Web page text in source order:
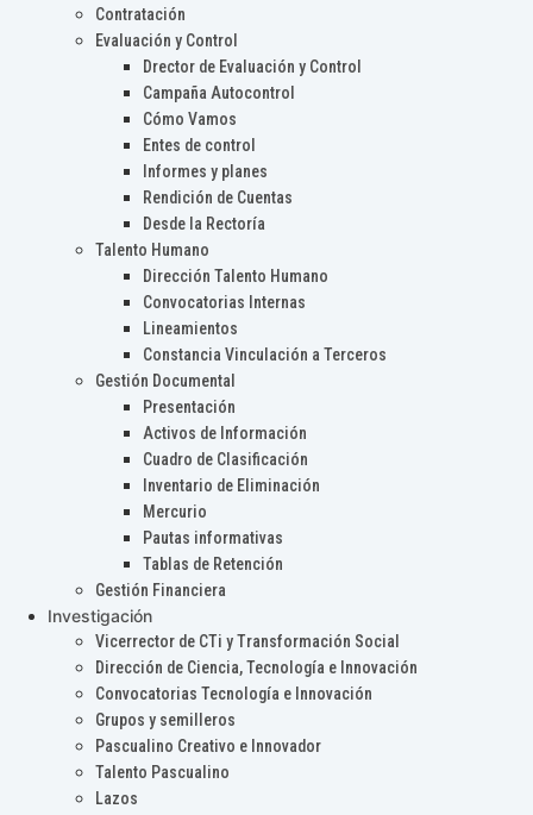
Contratación
Evaluación y Control
Drector de Evaluación y Control
Campaña Autocontrol
Cómo Vamos
Entes de control
Informes y planes
Rendición de Cuentas
Desde la Rectoría
Talento Humano
Dirección Talento Humano
Convocatorias Internas
Lineamientos
Constancia Vinculación a Terceros
Gestión Documental
Presentación
Activos de Información
Cuadro de Clasificación
Inventario de Eliminación
Mercurio
Pautas informativas
Tablas de Retención
Gestión Financiera
Investigación
Vicerrector de CTi y Transformación Social
Dirección de Ciencia, Tecnología e Innovación
Convocatorias Tecnología e Innovación
Grupos y semilleros
Pascualino Creativo e Innovador
Talento Pascualino
Lazos